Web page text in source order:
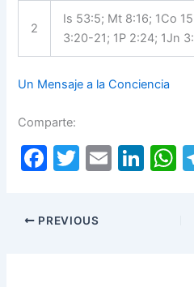
2
Is 53:5; Mt 8:16; 1Co
3:20-21; 1P 2:24; 1Jn
Un Mensaje a la Conciencia
Comparte:
F
c
T
itt
er
E
Li
PREVIOUS